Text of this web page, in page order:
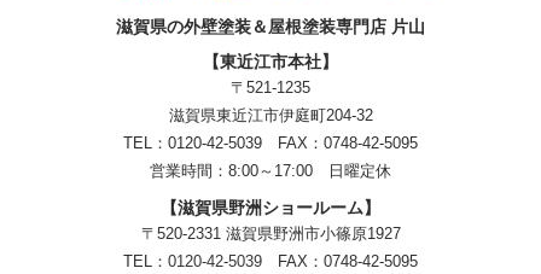
滋賀県の外壁塗装＆屋根塗装専門店 片山
【東近江市本社】
〒521-1235
滋賀県東近江市伊庭町204-32
TEL：0120-42-5039 FAX：0748-42-5095
営業時間：8:00～17:00 日曜定休
【滋賀県野洲ショールーム】
〒520-2331 滋賀県野洲市小篠原1927
TEL： 0120-42-5039 FAX：0748-42-5095